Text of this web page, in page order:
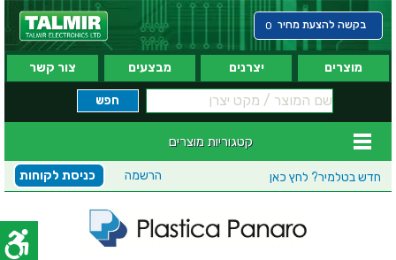
בקשה להצעת מחיר 0
מוצרים יצרנים מבצעים צור קשר
קטגוריות מוצרים
חדש בטלמיר? לחץ כאן כניסת לקוחות הרשמה